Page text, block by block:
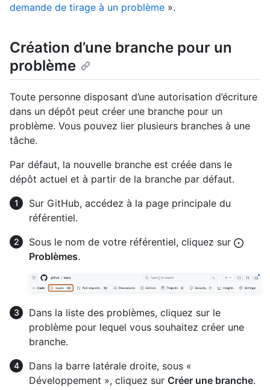
demande de tirage à un problème ».
Création d’une branche pour un
problème
Toute personne disposant d’une autorisation d’écriture
dans un dépôt peut créer une branche pour un
problème. Vous pouvez lier plusieurs branches à une
tâche.
Par défaut, la nouvelle branche est créée dans le
dépôt actuel et à partir de la branche par défaut.
Sur GitHub, accédez à la page principale du
référentiel.
Sous le nom de votre référentiel, cliquez sur
Problèmes.
Dans la liste des problèmes, cliquez sur le
problème pour lequel vous souhaitez créer une
branche.
Dans la barre latérale droite, sous «
Développement », cliquez sur Créer une branche.